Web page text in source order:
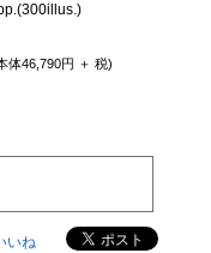
体46,790円 ＋ 税)
いね